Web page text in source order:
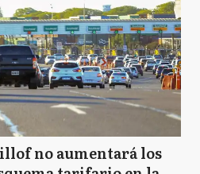
no aumentará los